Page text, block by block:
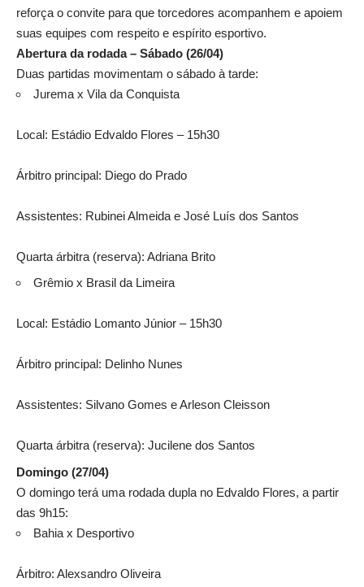
reforça o convite para que torcedores acompanhem e apoiem
suas equipes com respeito e espírito esportivo.
Abertura da rodada – Sábado (26/04)
Duas partidas movimentam o sábado à tarde:
Jurema x Vila da Conquista
Local: Estádio Edvaldo Flores – 15h30
Árbitro principal: Diego do Prado
Assistentes: Rubinei Almeida e José Luís dos Santos
Quarta árbitra (reserva): Adriana Brito
Grêmio x Brasil da Limeira
Local: Estádio Lomanto Júnior – 15h30
Árbitro principal: Delinho Nunes
Assistentes: Silvano Gomes e Arleson Cleisson
Quarta árbitra (reserva): Jucilene dos Santos
Domingo (27/04)
O domingo terá uma rodada dupla no Edvaldo Flores, a partir
das 9h15:
Bahia x Desportivo
Árbitro: Alexsandro Oliveira